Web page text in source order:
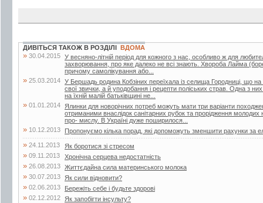
ДИВІТЬСЯ ТАКОЖ В РОЗДІЛІ ВДОМА
» 30.04.2015 У весняно-літній період для кожного з нас, особливо ж для
захворювання, про яке далеко не всі знають. Хвороба Лайма
причому самолікування або...
» 25.03.2014 У Бершадь родина Кобзіних переїхала із селища Городниці, що
свої звички, а й уподобання і рецепти поліських страв. Одна з
на їхній малій батьківщині не...
» 01.01.2014
Ялинки для новорічних потреб можуть мати три варіанти
отриманими внаслідок санітарних рубок та прорідження
про- мислу. В Україні дуже поширилося...
» 10.12.2013 Пропонуємо кілька порад, які допоможуть зменшити рахунки за
» 24.11.2013 Як боротися зі стресом
» 09.11.2013 Хронічна серцева недостатність
» 26.08.2013 Життєдайна сила материнського молока
» 30.07.2013 Як сили відновити?
» 02.06.2013 Бережіть себе і будьте здорові
» 02.12.2012 Як запобігти інсульту?